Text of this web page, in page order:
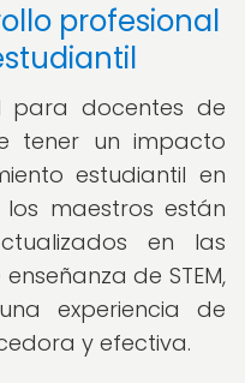
profesional
para docentes de
tener un impacto
estudiantil en
maestros están
en las
de STEM,
experiencia de
y efectiva.